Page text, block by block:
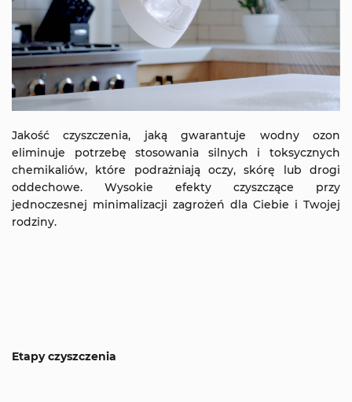
Jakość czyszczenia, jaką gwarantuje wodny ozon
eliminuje potrzebę stosowania silnych i toksycznych
chemikaliów, które podrażniają oczy, skórę lub drogi
oddechowe. Wysokie efekty czyszczące przy
jednoczesnej minimalizacji zagrożeń dla Ciebie i Twojej
rodziny.
Etapy czyszczenia